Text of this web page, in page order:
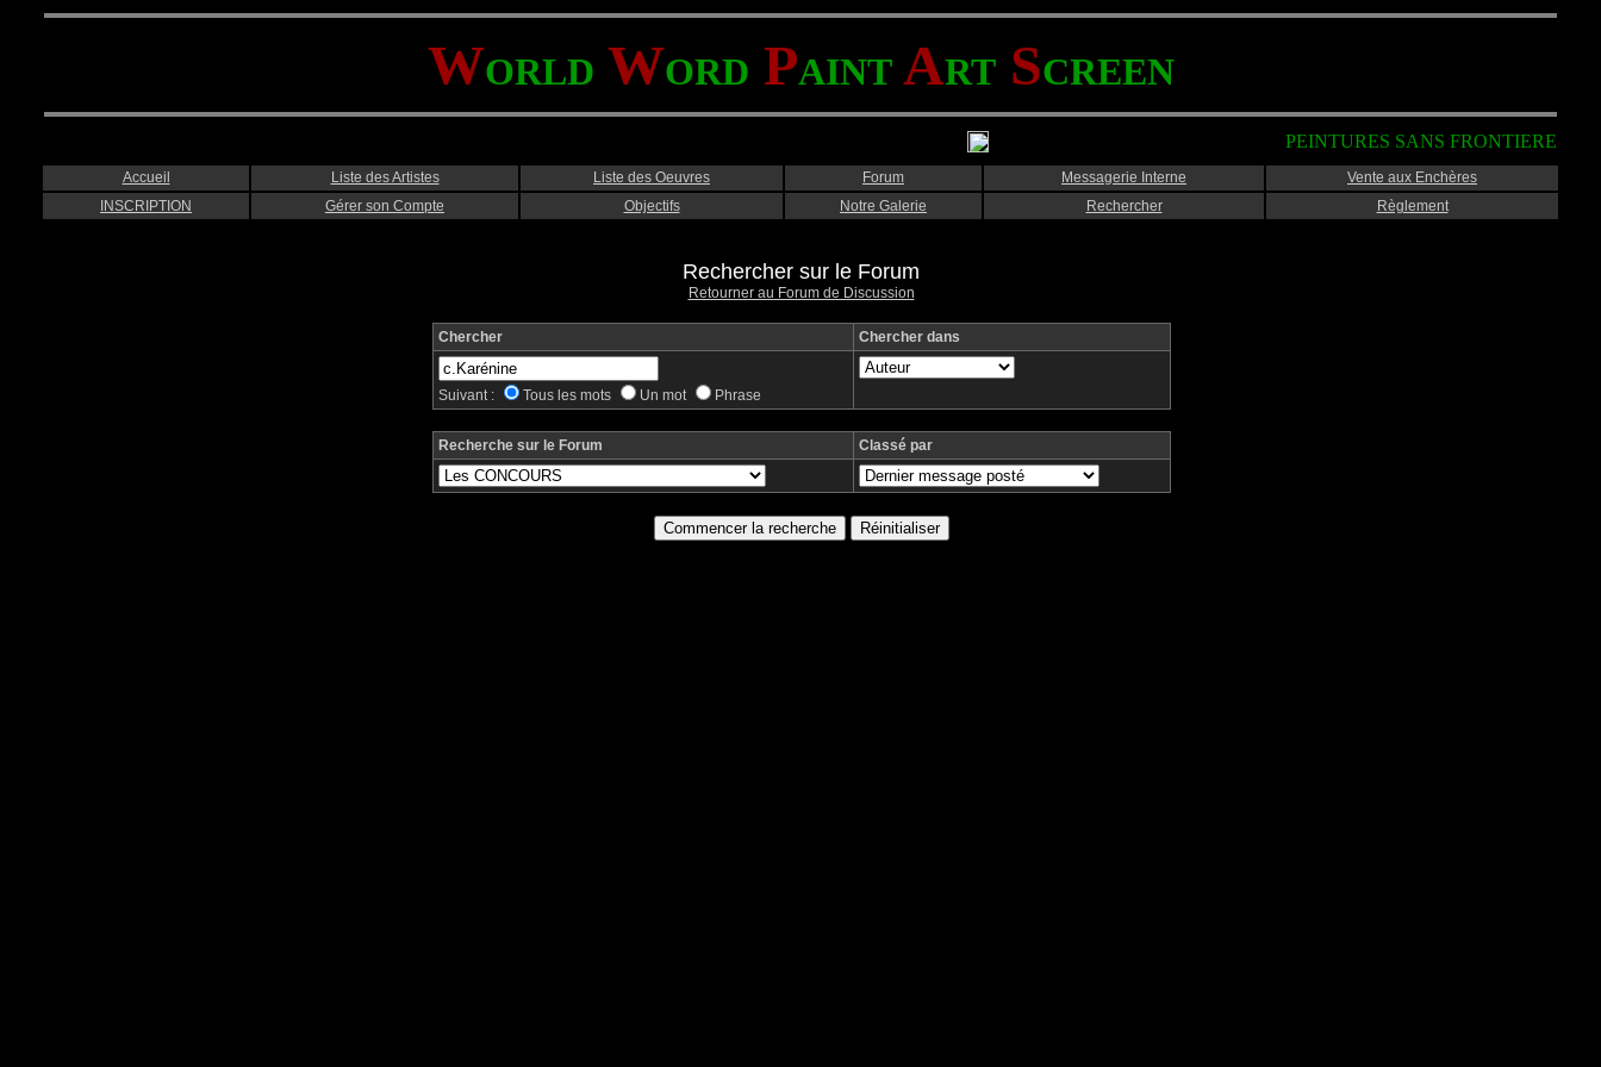
WORLD WORD PAINTARTSCREEN
PEINTURES SANS FRONTIERE
Accueil Liste des Artistes Liste des Oeuvres Forum Messagerie Interne
Vente aux Enchères
INSCRIPTION
Gérer son Compte Objectifs Notre Galerie Rechercher Règlement
Rechercher sur le Forum
Retourner au Forum de Discussion
Chercher Chercher dans
Suivant : Tous les mots Un mot Phrase
Recherche sur le Forum Classé par